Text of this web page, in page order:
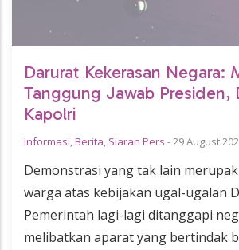
Darurat Kekerasan Negara:
Tanggung Jawab Presiden,
Kapolri
Informasi,Berita, Siaran Pers -29 August
Demonstrasi yang tak lain
warga atas kebijakan ugal-ugalan
Pemerintah lagi-lagi ditanggapi
melibatkan aparat yang bertindak